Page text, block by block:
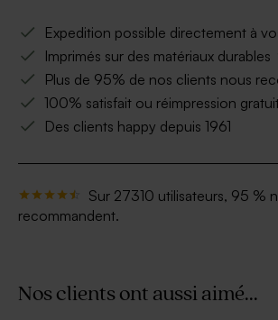
Expedition possible directement à
Imprimés sur des matériaux durables
Plus de 95% de nos clients nous
100% satisfait ou réimpression
Des clients happy depuis 1961
Sur 27310 utilisateurs, 95 %
recommandent.
Nos clients ont aussi aimé...